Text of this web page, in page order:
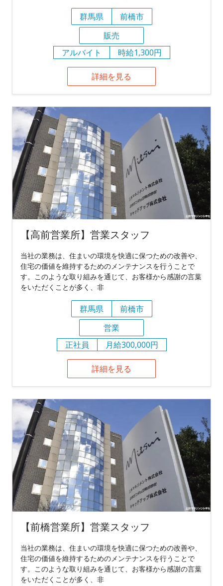
群馬県
前橋市
販売
アルバイト
時給1,300円
詳細を見る
【高前営業所】営業スタッフ
当社の業務は、住まいの環境を快適に保つための改善や、
住宅の価値を維持するためのメンテナンスを行うことで
す。このような取り組みを通じて、お客様から感謝の言葉
をいただくことが多く、非
群馬県
前橋市
営業
正社員
月給300,000円
詳細を見る
【前橋営業所】営業スタッフ
当社の業務は、住まいの環境を快適に保つための改善や、
住宅の価値を維持するためのメンテナンスを行うことで
す。このような取り組みを通じて、お客様から感謝の言葉
をいただくことが多く、非